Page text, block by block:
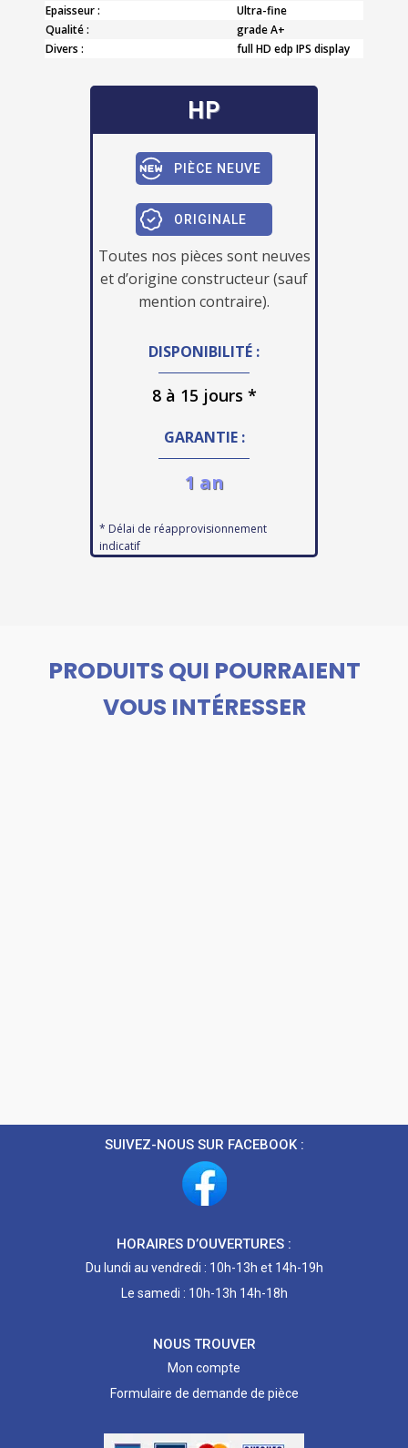
Epaisseur :
Ultra-fine
Qualité :
grade A+
Divers :
full HD edp IPS display
HP
PIÈCE NEUVE
ORIGINALE
Toutes nos pièces sont neuves
et d’origine constructeur (sauf
mention contraire).
DISPONIBILITÉ :
8 à 15 jours *
GARANTIE :
1 an
* Délai de réapprovisionnement
indicatif
PRODUITS QUI POURRAIENT
VOUS INTÉRESSER
SUIVEZ-NOUS SUR FACEBOOK :
HORAIRES D’OUVERTURES :
Du lundi au vendredi : 10h-13h et 14h-19h
Le samedi : 10h-13h 14h-18h
NOUS TROUVER
Mon compte
Formulaire de demande de pièce